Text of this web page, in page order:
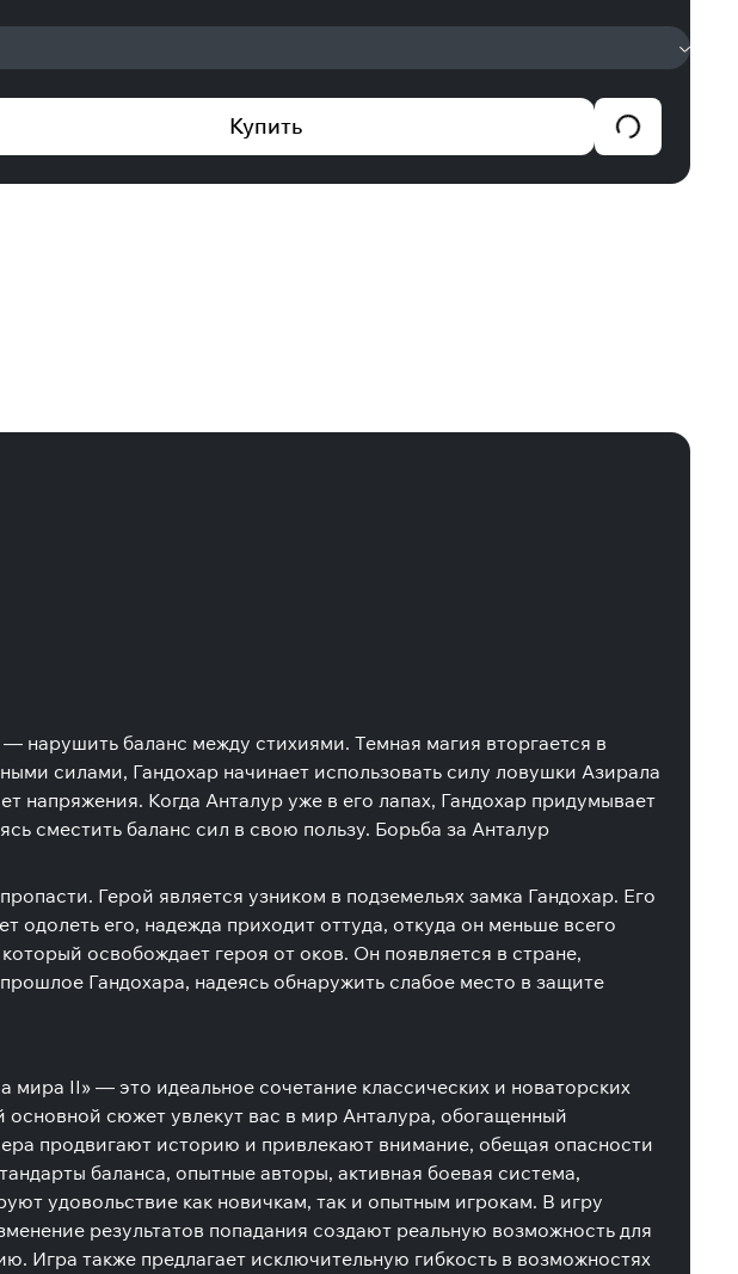
Купить
нарушить баланс между стихиями. Темная магия вторгается в
силами, Гандохар начинает использовать силу ловушки Азирала
Когда Анталур уже в его лапах, Гандохар придумывает
сместить баланс сил в свою пользу. Борьба за Анталур
Герой является узником в подземельях замка Гандохар. Его
одолеть его, надежда приходит оттуда, откуда он меньше всего
освобождает героя от оков. Он появляется в стране,
Гандохара, надеясь обнаружить слабое место в защите
мира II» — это идеальное сочетание классических и новаторских
сюжет увлекут вас в мир Анталура, обогащенный
продвигают историю и привлекают внимание, обещая опасности
баланса, опытные авторы, активная боевая система,
удовольствие как новичкам, так и опытным игрокам. В игру
результатов попадания создают реальную возможность для
Игра также предлагает исключительную гибкость в возможностях